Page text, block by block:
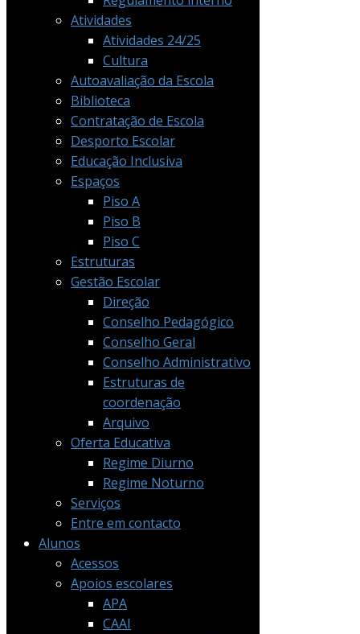
Atividades
Atividades 24/25
Cultura
Autoavaliação da Escola
Biblioteca
Contratação de Escola
Desporto Escolar
Educação Inclusiva
Espaços
Piso A
Piso B
Piso C
Estruturas
Gestão Escolar
Direção
Conselho Pedagógico
Conselho Geral
Conselho Administrativo
Estruturas de
coordenação
Arquivo
Oferta Educativa
Regime Diurno
Regime Noturno
Serviços
Entre em contacto
Alunos
Acessos
Apoios escolares
APA
CAAI